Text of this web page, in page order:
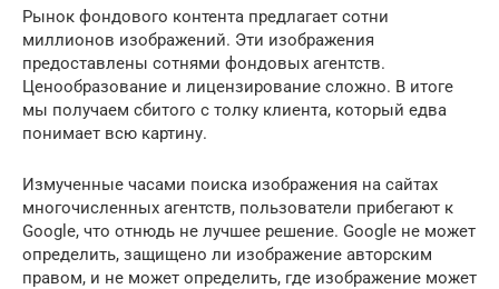
Рынок фондового контента предлагает сотни
миллионов изображений. Эти изображения
предоставлены сотнями фондовых агентств.
Ценообразование и лицензирование сложно. В итоге
мы получаем сбитого с толку клиента, который едва
понимает всю картину.
Измученные часами поиска изображения на сайтах
многочисленных агентств, пользователи прибегают к
Google, что отнюдь не лучшее решение. Google не может
определить, защищено ли изображение авторским
правом, и не может определить, где изображение может